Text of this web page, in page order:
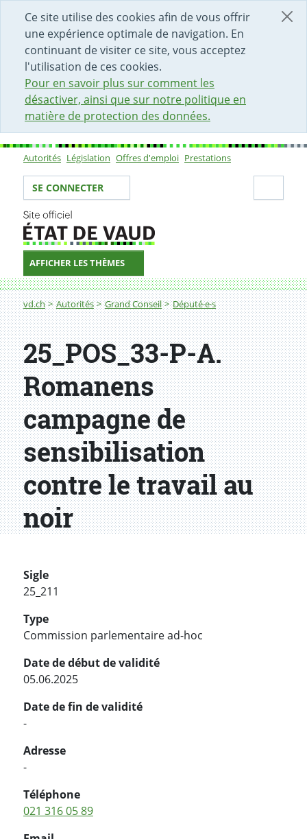
Ce site utilise des cookies afin de vous offrir
une expérience optimale de navigation. En
continuant de visiter ce site, vous acceptez
l'utilisation de ces cookies.
Pour en savoir plus sur comment les
désactiver, ainsi que sur notre politique en
matière de protection des données.
DÉBUT DU CONTENU DE LA PAGE
ACCÈS AU CHAMP DE RECHERCHE
PAGE D'ACCUEIL
FORMULAIRE DE CONTACT
Sous-navigation
Autorités Législation Offres d'emploi Prestations
Votre identité
SE CONNECTER
AFFICHER LES THÈMES
Fil d'Ariane
vd.ch Autorités Grand Conseil Député·e·s
25_POS_33-P-A.
Romanens
campagne de
sensibilisation
contre le travail au
noir
Sigle
25_211
Type
Commission parlementaire ad-hoc
Date de début de validité
05.06.2025
Date de fin de validité
-
Adresse
-
Téléphone
021 316 05 89